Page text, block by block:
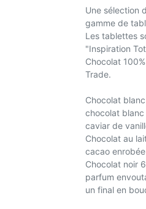
Une sélection
gamme de
Les tablettes
"Inspiration
Chocolat
Trade.
Chocolat
chocolat
caviar de
Chocolat au
cacao
Chocolat noir
parfum
un final en